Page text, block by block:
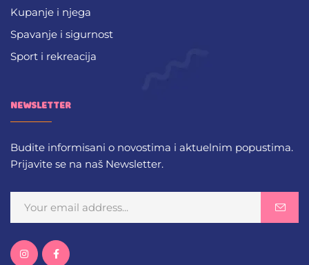
Kupanje i njega
Spavanje i sigurnost
Sport i rekreacija
NEWSLETTER
Budite informisani o novostima i aktuelnim popustima.
Prijavite se na naš Newsletter.